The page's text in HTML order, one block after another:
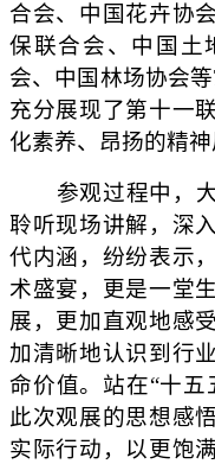
合会、中国花卉协
保联合会、中国土
会、中国林场协会
充分展现了第十一
化素养、昂扬的精
参观过程中，大
聆听现场讲解，深
代内涵，纷纷表示
术盛宴，更是一堂
展，更加直观地感
加清晰地认识到行
命价值。站在“十
此次观展的思想感
实际行动，以更饱